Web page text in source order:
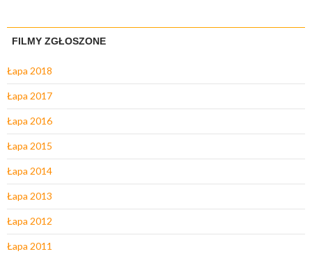
FILMY ZGŁOSZONE
Łapa 2018
Łapa 2017
Łapa 2016
Łapa 2015
Łapa 2014
Łapa 2013
Łapa 2012
Łapa 2011